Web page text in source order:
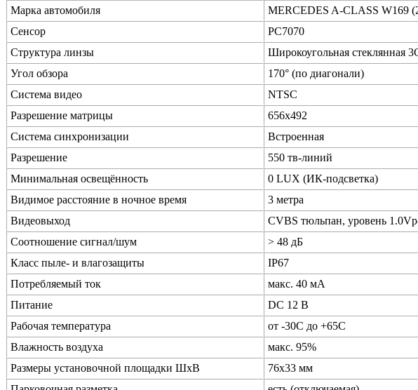
Марка автомобиля
MERCEDES A-CLASS W169
Сенсор
PC7070
Структура линзы
Широкоугольная стеклянная
Угол обзора
170° (по диагонали)
Система видео
NTSC
Разрешение матрицы
656x492
Система синхронизации
Встроенная
Разрешение
550 тв-линий
Минимальная освещённость
0 LUX (ИК-подсветка)
Видимое расстояние в ночное время
3 метра
Видеовыход
CVBS тюльпан, уровень
Соотношение сигнал/шум
> 48 дБ
Класс пыле- и влагозащиты
IP67
Потребляемый ток
макс. 40 мА
Питание
DC 12 В
Рабочая температура
от -30C до +65C
Влажность воздуха
макс. 95%
Размеры установочной площадки ШхВ
76х33 мм